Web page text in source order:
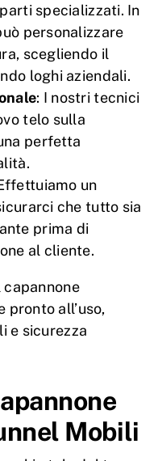
specializzati. In
personalizzare
scegliendo il
loghi aziendali.
: I nostri tecnici
telo sulla
perfetta
un
che tutto sia
prima di
al cliente.
capannone
all’uso,
e sicurezza
Mobili